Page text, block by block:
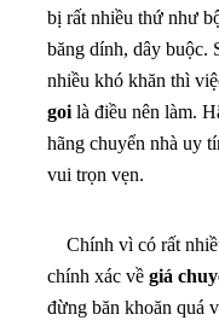
bị rất nhiều thứ như
băng dính, dây buộc.
nhiều khó khăn thì
goi là điều nên làm.
hãng chuyển nhà uy
vui trọn vẹn.
Chính vì có rất
chính xác về giá
đừng băn khoăn quá